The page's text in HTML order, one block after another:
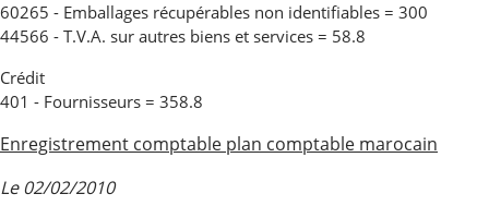
60265 - Emballages récupérables non identifiables = 300
44566 - T.V.A. sur autres biens et services = 58.8
Crédit
401 - Fournisseurs = 358.8
Enregistrement comptable plan comptable marocain
Le 02/02/2010